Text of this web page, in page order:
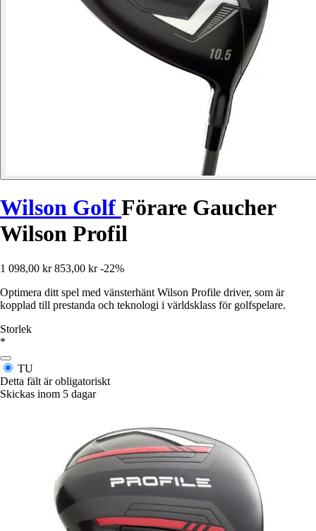
Wilson Golf Förare Gaucher
Wilson Profil
1 098,00 kr 853,00 kr -22%
Optimera ditt spel med vänsterhänt Wilson Profile driver, som är
kopplad till prestanda och teknologi i världsklass för golfspelare.
Storlek
*
TU
Detta fält är obligatoriskt
Skickas inom 5 dagar